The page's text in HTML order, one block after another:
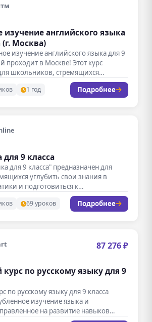
изучение английского языка
(г. Москва)
изучение английского языка для 9
проходит в Москве! Этот курс
школьников, стремящихся…
1 год Подробнее
9 класса
для 9 класса" предназначен для
углубить свои знания в
и подготовиться к…
69 уроков Подробнее
87 276 ₽
по русскому языку для 9
по русскому языку для 9 класса
изучение языка и
на развитие навыков…